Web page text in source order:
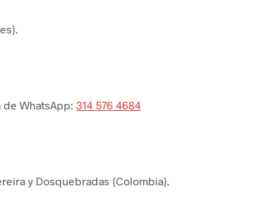
WhatsApp: 314 576 4684
y Dosquebradas (Colombia).